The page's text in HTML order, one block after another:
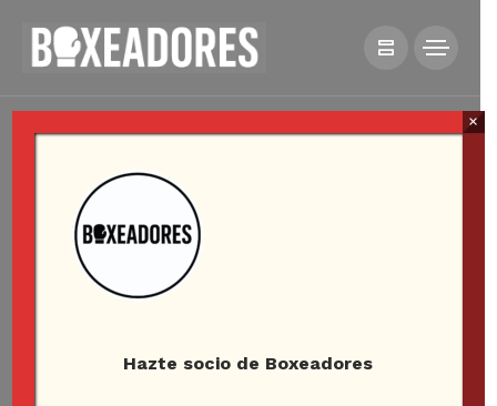
Hazte socio de Boxeadores
×